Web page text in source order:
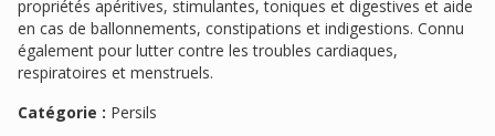
propriétés apéritives, stimulantes, toniques et digestives et aide
en cas de ballonnements, constipations et indigestions. Connu
également pour lutter contre les troubles cardiaques,
respiratoires et menstruels.
Catégorie : Persils